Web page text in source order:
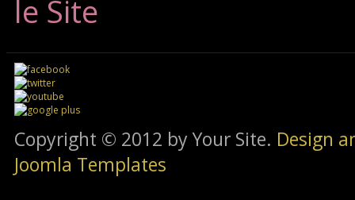
le Site
Copyright © 2012 by Your Site. Design
Joomla Templates